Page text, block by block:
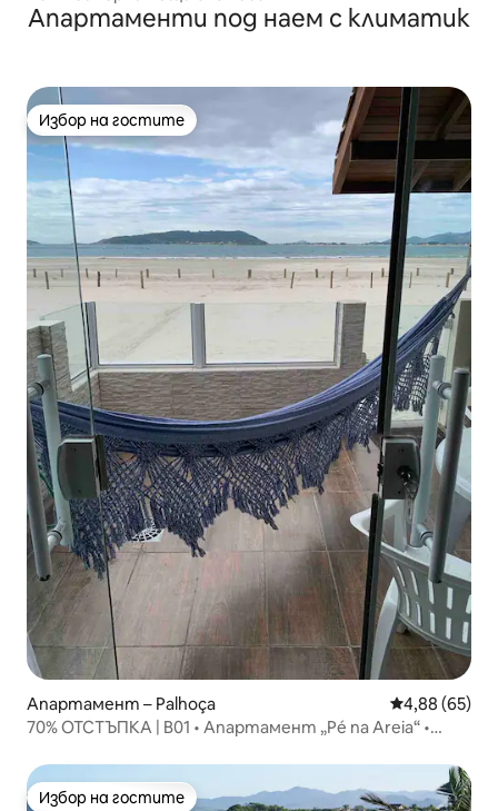
Апартаменти под наем с климатик
Избор на гостите
Избор на гостите
Апартамент – Palhoça Средна
4,88 (65)
70% ОТСТЪПКА | B01 • Апартамент „Pé na Areia“ •
Избор на гостите